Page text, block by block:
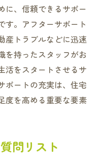
に、信頼できるサポー
す。アフターサポート
産トラブルなどに迅速
を持ったスタッフがお
活をスタートさせるサ
ポートの充実は、住宅
度を高める重要な要素
問リスト